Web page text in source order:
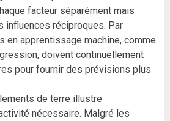
facteur séparément mais
influences réciproques. Par
en apprentissage machine, comme
doivent continuellement
pour fournir des prévisions plus
de terre illustre
nécessaire. Malgré les